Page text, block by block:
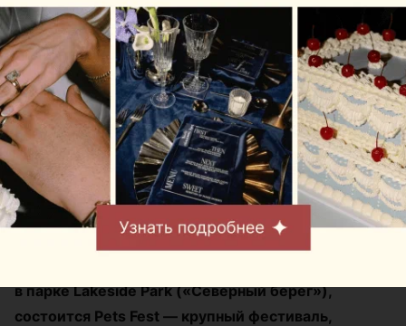
Журнал
В Минске на выходных
пройдет большой
фестиваль для
любителей животных
Автор:relax.by, 07.08.2026
в парке Lakeside Park («Северный берег»),
состоится Pets Fest — крупный фестиваль,